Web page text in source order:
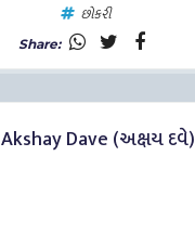
છોકરી
Share:
Akshay Dave (અક્ષય દવે)